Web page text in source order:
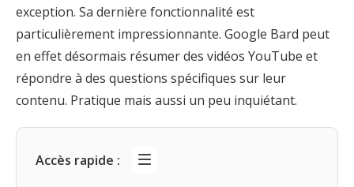
exception. Sa dernière fonctionnalité est
particulièrement impressionnante. Google Bard peut
en effet désormais résumer des vidéos YouTube et
répondre à des questions spécifiques sur leur
contenu. Pratique mais aussi un peu inquiétant.
Accès rapide :